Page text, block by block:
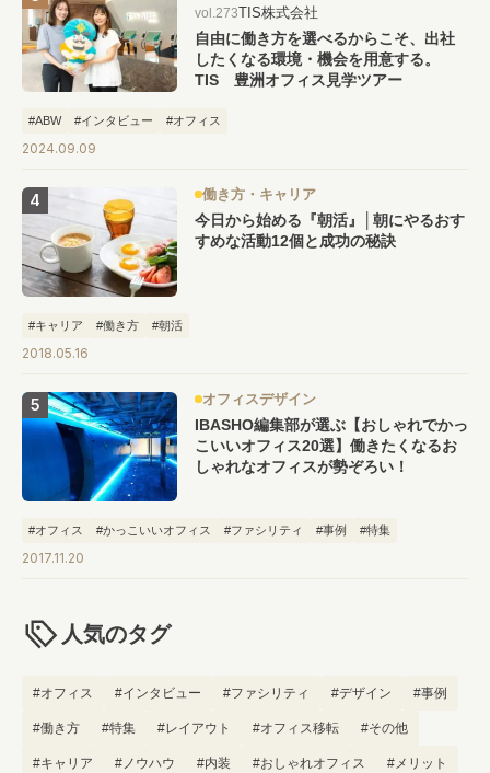
vol.273TIS株式会社
自由に働き方を選べるからこそ、出社
したくなる環境・機会を用意する。
TIS 豊洲オフィス見学ツアー
#ABW #インタビュー #オフィス
2024.09.09
働き方・キャリア
今日から始める『朝活』│朝にやるおす
すめな活動12個と成功の秘訣
#キャリア #働き方 #朝活
2018.05.16
オフィスデザイン
IBASHO編集部が選ぶ【おしゃれでかっ
こいいオフィス20選】働きたくなるお
しゃれなオフィスが勢ぞろい！
#オフィス #かっこいいオフィス #ファシリティ #事例 #特集
2017.11.20
人気のタグ
#オフィス #インタビュー #ファシリティ #デザイン #事例
#働き方 #特集 #レイアウト #オフィス移転 #その他
#キャリア #ノウハウ #内装 #おしゃれオフィス #メリット